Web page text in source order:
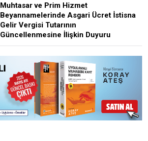
Muhtasar ve Prim Hizmet
Beyannamelerinde Asgari Ücret İstisna
Gelir Vergisi Tutarının
Güncellenmesine İlişkin Duyuru